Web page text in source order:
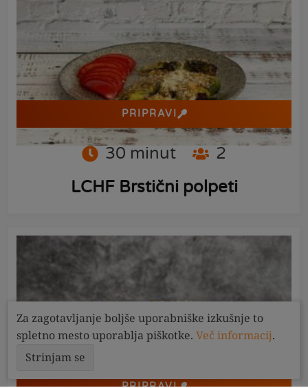
PRIPRAVI
30 minut
2
LCHF Brstični polpeti
Za zagotavljanje boljše uporabniške izkušnje to
spletno mesto uporablja piškotke. Več informacij.
Strinjam se